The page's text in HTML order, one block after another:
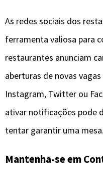
As redes sociais dos
ferramenta valiosa para
restaurantes anunciam
aberturas de novas
Instagram, Twitter ou
ativar notificações pode
tentar garantir uma mesa.
Mantenha-se em